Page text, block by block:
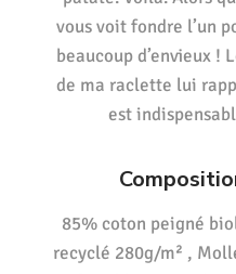
vous voit fondre l’un
beaucoup d’envieux !
de ma raclette lui
est
85% coton peigné
recyclé 280g/m² ,